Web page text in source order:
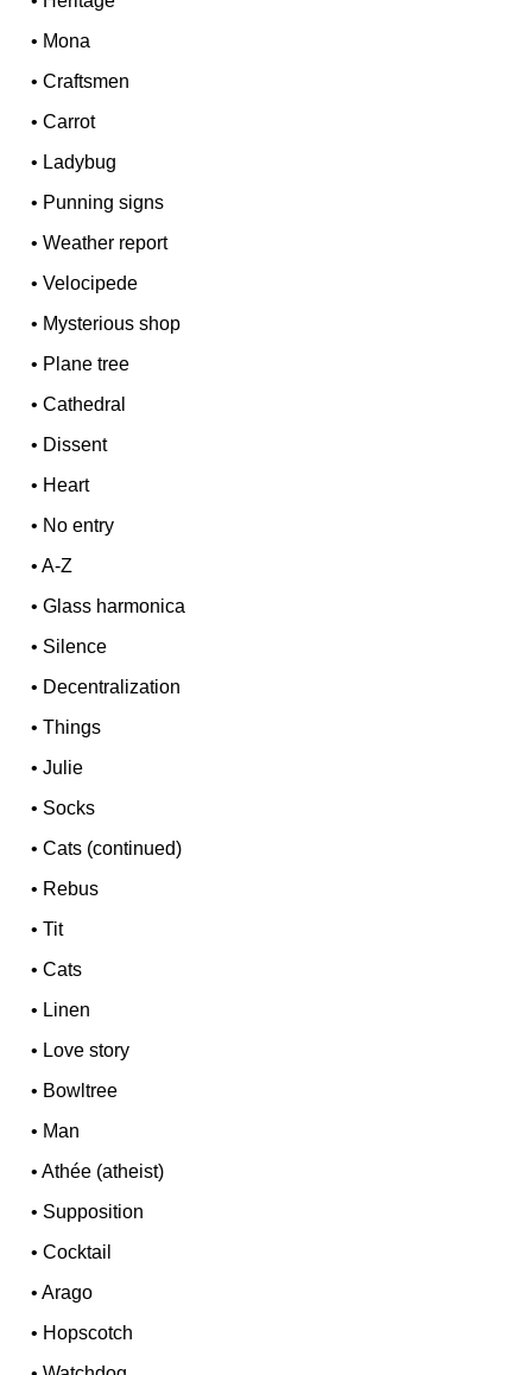
• Mona
•Craftsmen
•Carrot
• Ladybug
• Punning signs
•Weather report
•Velocipede
• Mysterious shop
• Plane tree
•Cathedral
• Dissent
• Heart
• No entry
•A-Z
•Glass harmonica
• Silence
• Decentralization
•Things
•Julie
• Socks
•Cats (continued)
• Rebus
•Tit
•Cats
• Linen
• Love story
• Bowltree
• Man
•Athée (atheist)
• Supposition
•Cocktail
•Arago
• Hopscotch